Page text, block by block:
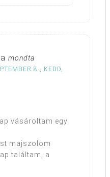
mondta
8., KEDD,
vásároltam egy
majszolom
találtam, a